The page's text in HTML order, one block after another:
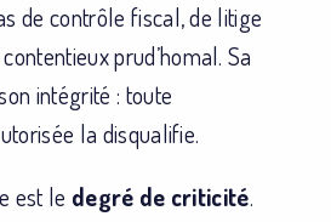
de contrôle fiscal, de litige
prud’homal. Sa
intégrité : toute
la disqualifie.
est le degré de criticité.